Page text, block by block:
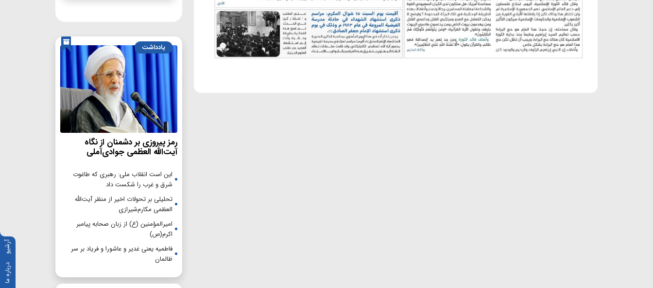
آرشیو
درباره ما
یادداشت
رمز پیروزی بر دشمنان از نگاه
آیت‌الله العظمی جوادی‌آملی
این است انقلاب ملی: رهبری که طاغوت
شرق و غرب را شکست داد
تحلیلی بر تحولات اخیر از منظر آیت‌الله
العظمی مکارم‌شیرازی
امیرالمؤمنین (ع) از زبان صحابه پیامبر
اکرم(ص)
فاطمیه یعنی غدیر و عاشورا و فریاد بر سر
ظالمان